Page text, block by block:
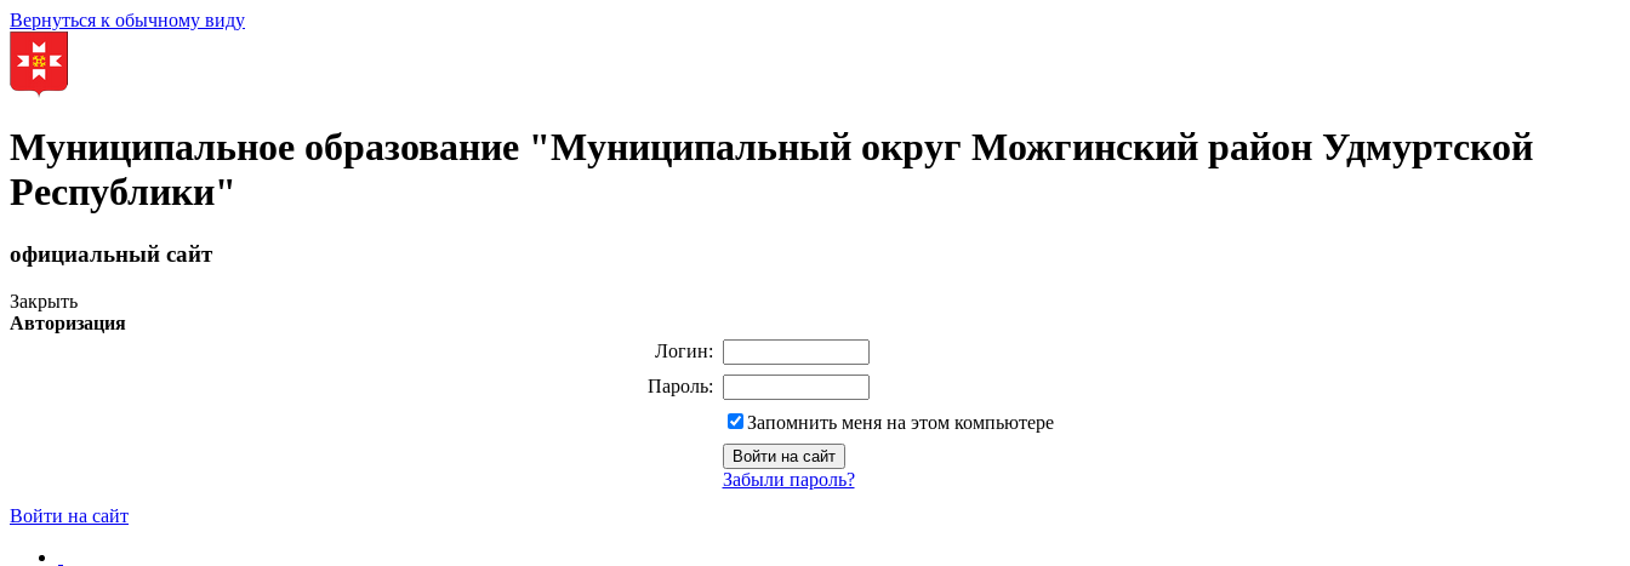
Вернуться к обычному виду
Муниципальное образование "Муниципальный округ Можгинский район Удмуртской
Республики"
официальный сайт
Закрыть
Авторизация
Логин:
Пароль:
Запомнить меня на этом компьютере
Забыли пароль?
Войти на сайт